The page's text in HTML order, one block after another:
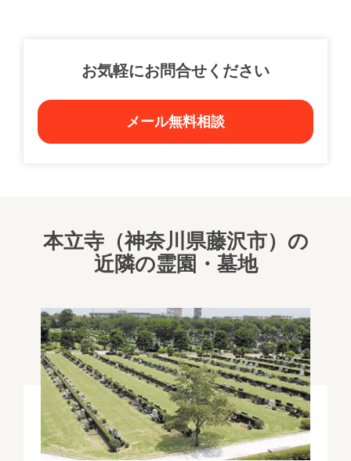
お気軽にお問合せください
メール無料相談
本立寺（神奈川県藤沢市）の
近隣の霊園・墓地